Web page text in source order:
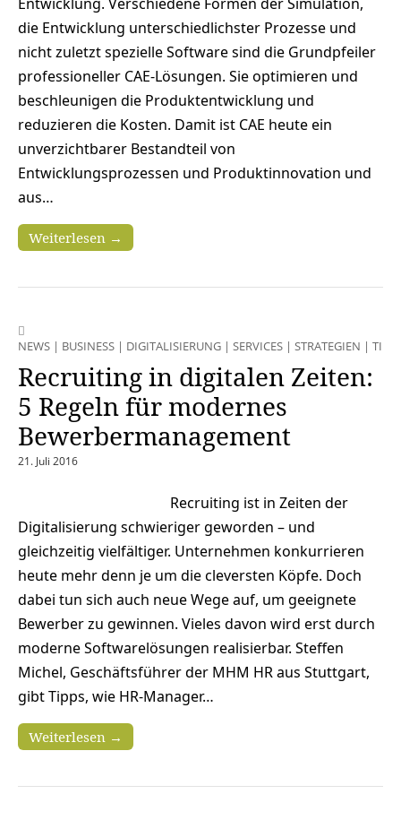
die Entwicklung unterschiedlichster Prozesse und
nicht zuletzt spezielle Software sind die Grundpfeiler
professioneller CAE-Lösungen. Sie optimieren und
beschleunigen die Produktentwicklung und
reduzieren die Kosten. Damit ist CAE heute ein
unverzichtbarer Bestandteil von
Entwicklungsprozessen und Produktinnovation und
aus…
Weiterlesen →
NEWS | BUSINESS | DIGITALISIERUNG | SERVICES | STRATEGIEN |
Recruiting in digitalen Zeiten:
5 Regeln für modernes
Bewerbermanagement
21. Juli 2016
Recruiting ist in Zeiten der
Digitalisierung schwieriger geworden – und
gleichzeitig vielfältiger. Unternehmen konkurrieren
heute mehr denn je um die cleversten Köpfe. Doch
dabei tun sich auch neue Wege auf, um geeignete
Bewerber zu gewinnen. Vieles davon wird erst durch
moderne Softwarelösungen realisierbar. Steffen
Michel, Geschäftsführer der MHM HR aus Stuttgart,
gibt Tipps, wie HR-Manager…
Weiterlesen →